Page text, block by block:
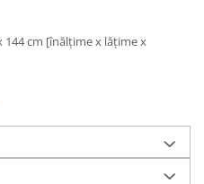
144 cm [înălțime x lățime x